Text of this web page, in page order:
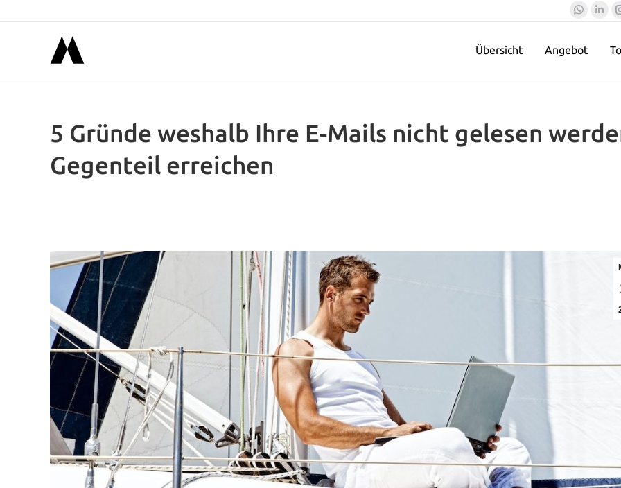
opens
Übersicht Angebot
5 Gründe weshalb Ihre E-Mails nicht gelesen
Gegenteil erreichen